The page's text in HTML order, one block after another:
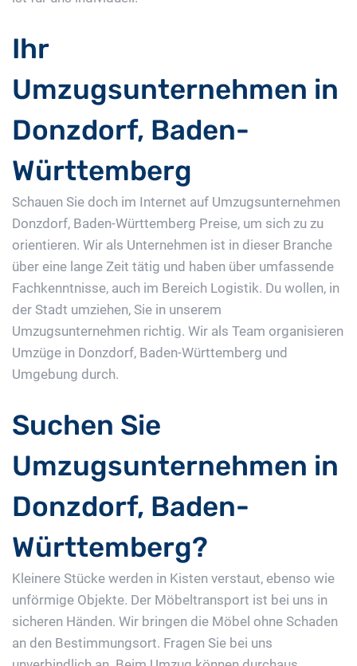
Ihr
Umzugsunternehmen in
Donzdorf, Baden-
Württemberg
Schauen Sie doch im Internet auf Umzugsunternehmen
Donzdorf, Baden-Württemberg Preise, um sich zu zu
orientieren. Wir als Unternehmen ist in dieser Branche
über eine lange Zeit tätig und haben über umfassende
Fachkenntnisse, auch im Bereich Logistik. Du wollen, in
der Stadt umziehen, Sie in unserem
Umzugsunternehmen richtig. Wir als Team organisieren
Umzüge in Donzdorf, Baden-Württemberg und
Umgebung durch.
Suchen Sie
Umzugsunternehmen in
Donzdorf, Baden-
Württemberg?
Kleinere Stücke werden in Kisten verstaut, ebenso wie
unförmige Objekte. Der Möbeltransport ist bei uns in
sicheren Händen. Wir bringen die Möbel ohne Schaden
an den Bestimmungsort. Fragen Sie bei uns